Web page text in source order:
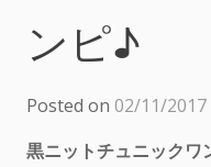
ンピ♪
Posted on 02/11/2017
黒ニットチュニックワ